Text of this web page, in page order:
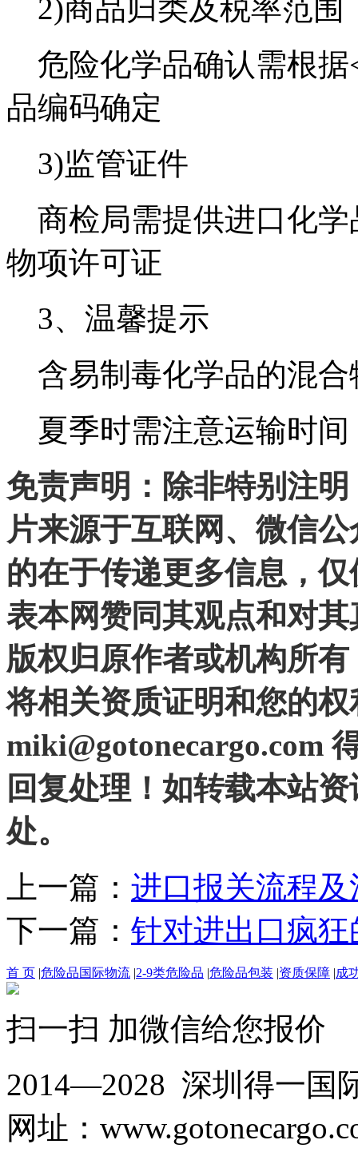
2)商品归类及税率范围
危险化学品确认需根据
品编码确定
3)监管证件
商检局需提供进口化学
物项许可证
3、温馨提示
含易制毒化学品的混合
夏季时需注意运输时间
免责声明：除非特别注
片来源于互联网、微信
的在于传递更多信息，
表本网赞同其观点和对
版权归原作者或机构所
将相关资质证明和您的
miki@gotonecargo.com
回复处理！如转载本站
处。
上一篇： 进口报关流程
下一篇： 针对进出口疯
首 页 |危险品国际物流 |2-9类危险品 |危险品包装 |资质保障 |成
扫一扫 加微信给您报价
2014—2028 深圳得一国
网址：